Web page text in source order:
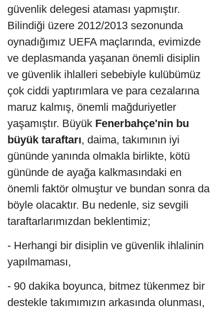
güvenlik delegesi ataması yapmıştır.
Bilindiği üzere 2012/2013 sezonunda
oynadığımız UEFA maçlarında, evimizde
ve deplasmanda yaşanan önemli disiplin
ve güvenlik ihlalleri sebebiyle kulübümüz
çok ciddi yaptırımlara ve para cezalarına
maruz kalmış, önemli mağduriyetler
yaşamıştır. Büyük Fenerbahçe'nin bu
büyük taraftarı, daima, takımının iyi
gününde yanında olmakla birlikte, kötü
gününde de ayağa kalkmasındaki en
önemli faktör olmuştur ve bundan sonra da
böyle olacaktır. Bu nedenle, siz sevgili
taraftarlarımızdan beklentimiz;
- Herhangi bir disiplin ve güvenlik ihlalinin
yapılmaması,
- 90 dakika boyunca, bitmez tükenmez bir
destekle takımımızın arkasında olunması,